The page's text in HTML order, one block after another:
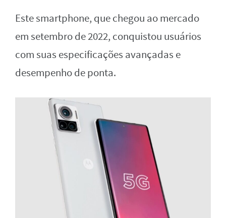
Este smartphone, que chegou ao mercado
em setembro de 2022, conquistou usuários
com suas especificações avançadas e
desempenho de ponta.